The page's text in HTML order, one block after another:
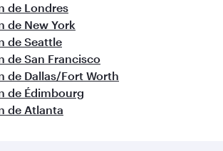
de Londres
de New York
de Seattle
de San Francisco
de Dallas/Fort Worth
de Édimbourg
de Atlanta